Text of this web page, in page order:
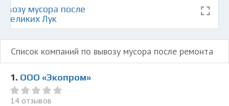
мусора после
Великих Лук
Список компаний по вывозу мусора после ремонта
1. ООО «Экопром»
14 отзывов